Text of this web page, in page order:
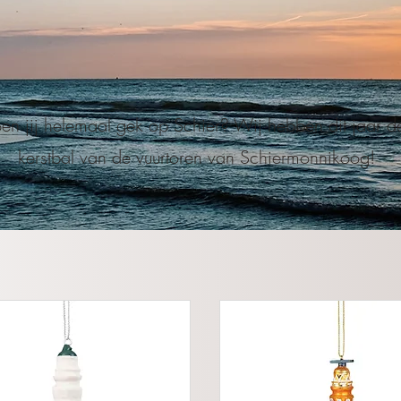
jij helemaal gek op Schier? Wij hebben dit jaar
kerstbal van de vuurtoren van Schiermonnikoog!